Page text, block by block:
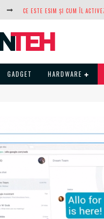
DUPĂ ANI DE REFUZURI,
GADGET HARDWARE